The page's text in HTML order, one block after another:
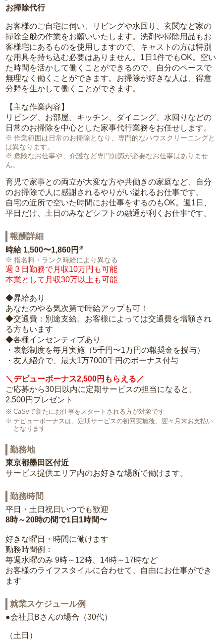
お掃除代行
お客様のご自宅に伺い、リビングや水回り、玄関など家の
掃除全般の作業をお願いいたします。洗剤や掃除用品もお
客様宅にあるものを使用しますので、キャストの方は特別
な用具を持ち込む必要はありません。1日1件でもOK。空い
た時間を活かして働くことができるので、自分のペースで
無理なく働くことができます。お掃除が好きな人は、得意
分野を生かして働くことができます。
【主な作業内容】
リビング、お部屋、キッチン、ダイニング、水回りなどの
日常のお掃除を中心とした家事代行業務をお任せします。
作業範囲は日常のお掃除となり、専門的なハウスクリーニングと
は異なります。
危険なお仕事や、介護など専門知識が必要なお仕事はありませ
ん。
育児で家事との両立が大変な方や共働きの家庭など、自分
のお掃除で人に感謝されるやりがい溢れるお仕事です。
自宅の近所で空いた時間にお仕事をするのもOK。週1日、
平日だけ、土日のみなどシフトの融通が利くお仕事です。
報酬詳細
時給 1,500〜1,860円 ※
指名料・ランク時給により異なる
週３日勤務で月収10万円も可能
本業として月収30万以上も可能
◆昇給あり
あなたのやる気次第で時給アップも可！
◆交通費：別途支給。お客様によっては交通費を増額され
る方もいます
◆各種インセンティブあり
・表彰制度を毎月実施（5千円〜1万円の報奨金を授与）
・友人紹介で、最大1万7000千円のボーナス付与
＼デビューボーナス2,500円もらえる／
ご応募から30日以内に定期サービスの担当になると、
2,500円プレゼント
CaSyで新たにお仕事をスタートされる方が対象です
デビューボーナスは、定期サービスの初回実施後、翌々月末お支払い
となります
勤務地
東京都墨田区付近
サービス提供エリア内のお好きな場所で働けます。
勤務時間
平日・土日祝日いつでも歓迎
8時～20時の間で1日1時間〜
好きな曜日・時間に働けます
勤務時間例：
毎週水曜のみ 9時～12時、14時～17時など
お客様のライフスタイルに合わせて、自由にお仕事ができ
ます
就業スケジュール例
●会社員Bさんの場合（30代）
（土日）